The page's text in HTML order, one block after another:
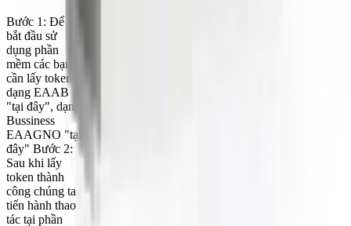
Bước 1: Để
bắt đầu sử
dụng phần
mềm các bạn
cần lấy token
dạng EAAB
"tại đây", dạng
Bussiness
EAAGNO "tại
đây" Bước 2:
Sau khi lấy
token thành
công chúng ta
tiến hành thao
tác tại phần